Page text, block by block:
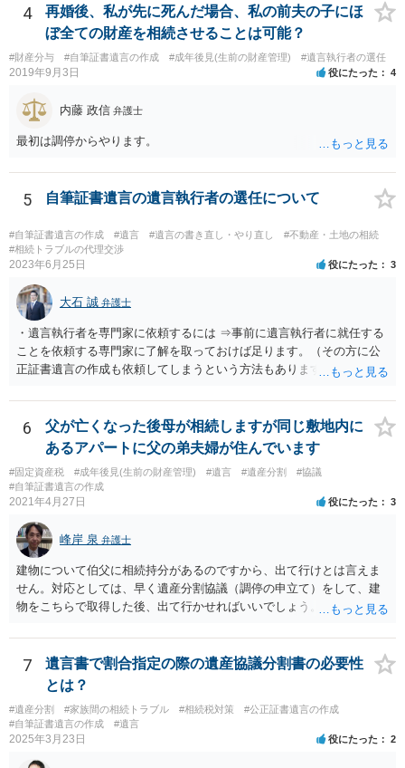
の事だけ考えるべきなのでしょうか ・・・お子さんの事をまで含め良
い解決案があればお悩みになるのは当然と言えば当然のことです。 彼
と親子関係を結びたいと思っているが、名字は変えたくない・・・養
子縁組の必要があり 氏も変更することになります。 しかし 彼は成人
しているとは言え、自分の子と私の連れ子、全て平等にしたいと希
望。もちろん私もそうできればと思います。 ・・・婚姻前の契約 あ
るいは 遺言書などで その意思を実現する方法はあります。 弁護
士に相談してみてください。
4
再婚後、私が先に死んだ場合、私の前夫の子にほ
ぼ全ての財産を相続させることは可能？
#財産分与 #自筆証書遺言の作成 #成年後見(生前の財産管理) #遺言執行者の選任
2019年9月3日 役にたった 4
内藤 政信 弁護士
最初は調停からやります。
5 自筆証書遺言の遺言執行者の選任について
#自筆証書遺言の作成 #遺言 #遺言の書き直し・やり直し
#不動産・土地の相続
#相続トラブルの代理交渉
2023年6月25日 役にたった 3
大石 誠 弁護士
・遺言執行者を専門家に依頼するには ⇒事前に遺言執行者に就任する
ことを依頼する専門家に了解を取っておけば足ります。（その方に公
正証書遺言の作成も依頼してしまうという方法もあります） 事前に了
ません。 遺言執行者に就任し、遺言執行が完了したときの報酬だけ、
弁護士費用としてかかります。 ・亡くなった際に、法務局に預けた自
筆証書遺言の存在を親族がなかったものにされる可能性 ⇒自筆の遺言
書を法務局に保管した場合、死亡後、法務局に遺言書の有無を照会す
ることになりますので、「法務局に預けた自筆証書遺言の存在を親族
がなかったもの」にすることはできません。 存在をなかったものにす
がありえますが、その予防方法は、遺言者と面談してみないと判断が
難しいです。
6
父が亡くなった後母が相続しますが同じ敷地内に
あるアパートに父の弟夫婦が住んでいます
#固定資産税 #成年後見(生前の財産管理) #遺言 #遺産分割
#協議
#自筆証書遺言の作成
2021年4月27日 役にたった 3
峰岸 泉 弁護士
建物について伯父に相続持分があるのですから、出て行けとは言えま
せん。対応としては、早く遺産分割協議（調停の申立て）をして、建
物をこちらで取得した後、出て行かせればいいでしょう。 建物の固定
っていない部分については請求すればいいと思います。 なお、家賃に
ついては、お父様自身が遺産分割手続をしなかったのですから、あき
らめるしかないと思います。
7
遺言書で割合指定の際の遺産協議分割書の必要性
とは？
#遺産分割 #家族間の相続トラブル #相続税対策
#公正証書遺言の作成
#自筆証書遺言の作成
#遺言
2025年3月23日 役にたった 2